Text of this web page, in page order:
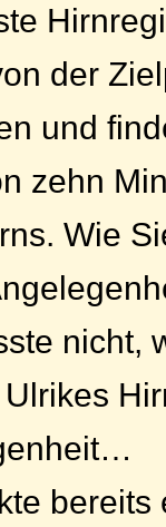
der
und
zehn
Wie
nicht,
bereits